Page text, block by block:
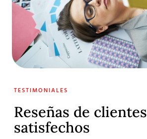
TESTIMONIALES
Reseñas de clientes
satisfechos